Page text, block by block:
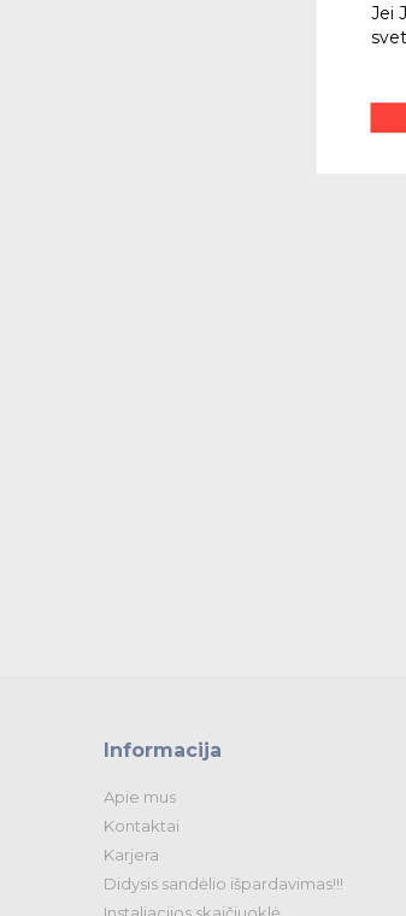
Informacija
Apie mus
Kontaktai
Karjera
Didysis sandėlio išpardavimas!!!
Jei